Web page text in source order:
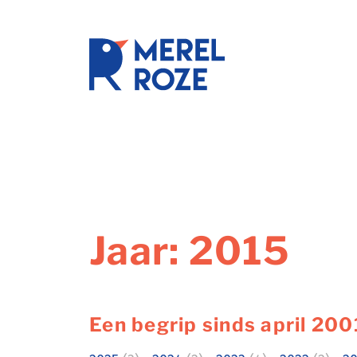
Jaar: 2015
Een begrip sinds april